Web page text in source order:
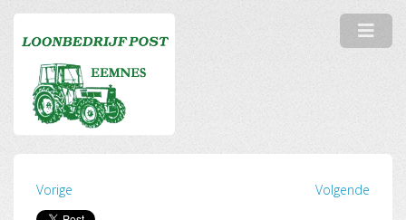
Vorige Volgende